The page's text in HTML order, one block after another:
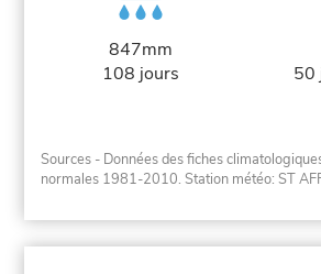
847mm
108 jours
50
Sources - Données des fiches
normales 1981-2010. Station météo: ST